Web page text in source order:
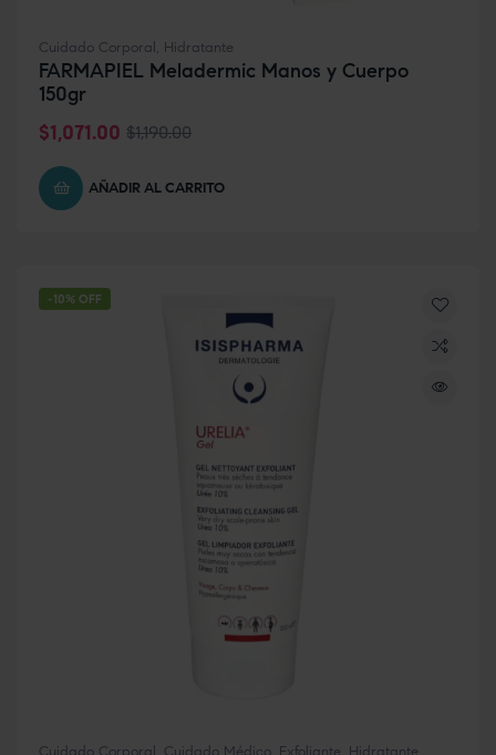
Cuidado Corporal , Hidratante
FARMAPIEL Meladermic Manos y Cuerpo
150gr
$1,190.00
$1,071.00
AÑADIR AL CARRITO
-10% OFF